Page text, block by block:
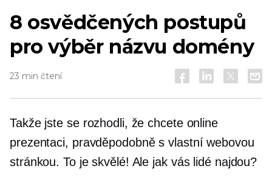
8 osvědčených postupů
pro výběr názvu domény
23 min čtení
Takže jste se rozhodli, že chcete online
prezentaci, pravděpodobně s vlastní webovou
stránkou. To je skvělé! Ale jak vás lidé najdou?